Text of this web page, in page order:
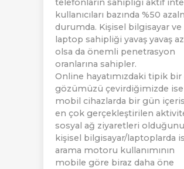
telefonların sahipliği aktif
kullanıcıları bazında %50
durumda. Kişisel bilgisayar ve
laptop sahipliği yavaş yavaş
olsa da önemli penetrasyon
oranlarına sahipler.
Online hayatımızdaki tipik
gözümüzü çevirdiğimizde ise
mobil cihazlarda bir gün
en çok gerçekleştirilen
sosyal ağ ziyaretleri
kişisel bilgisayar/laptoplarda
arama motoru kullanımının
mobile göre biraz daha öne